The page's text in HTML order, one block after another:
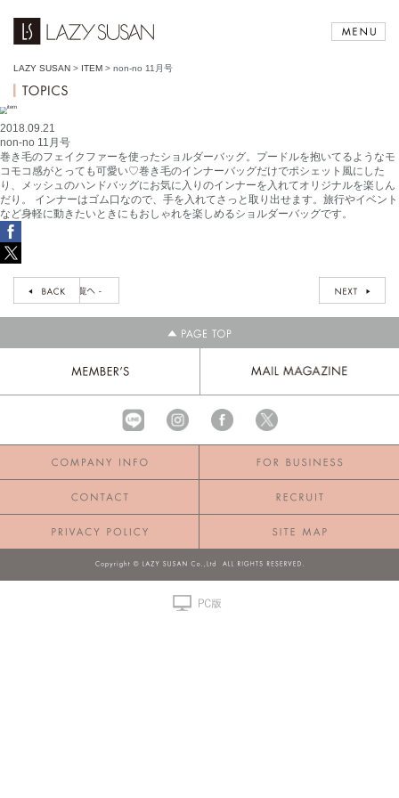
LAZY SUSAN > ITEM > non-no 11月号
2018.09.21
non-no 11月号
巻き毛のフェイクファーを使ったショルダーバッグ。プードルを抱いてるようなモ
コモコ感がとっても可愛い♡巻き毛のインナーバッグだけでポシェット風にした
り、メッシュのハンドバッグにお気に入りのインナーを入れてオリジナルを楽しん
だり。 インナーはゴム口なので、手を入れてさっと取り出せます。旅行やイベント
など身軽に動きたいときにもおしゃれを楽しめるショルダーバッグです。